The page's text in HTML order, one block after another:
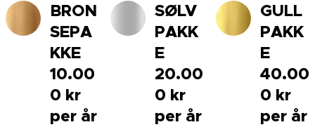
BRON
SEPA
KKE
10.00
0 kr
per år
SØLV
PAKK
E
20.00
0 kr
per år
GULL
PAKK
E
40.00
0 kr
per år